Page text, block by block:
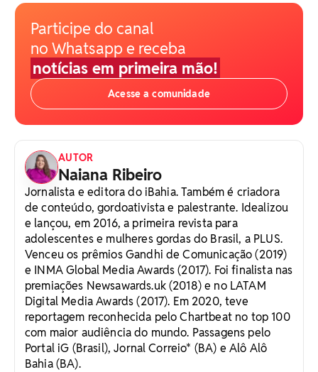
Participe do canal
no Whatsapp e receba
notícias em primeira mão!
Acesse a comunidade
AUTOR
Naiana Ribeiro
Jornalista e editora do iBahia. Também é criadora
de conteúdo, gordoativista e palestrante. Idealizou
e lançou, em 2016, a primeira revista para
adolescentes e mulheres gordas do Brasil, a PLUS.
Venceu os prêmios Gandhi de Comunicação (2019)
e INMA Global Media Awards (2017). Foi finalista nas
premiações Newsawards.uk (2018) e no LATAM
Digital Media Awards (2017). Em 2020, teve
reportagem reconhecida pelo Chartbeat no top 100
com maior audiência do mundo. Passagens pelo
Portal iG (Brasil), Jornal Correio* (BA) e Alô Alô
Bahia (BA).